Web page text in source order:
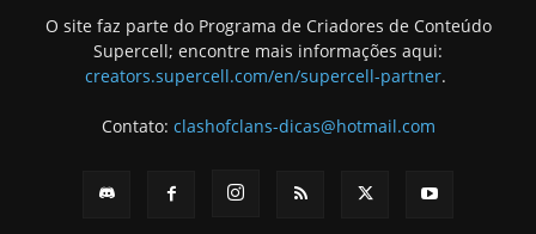
O site faz parte do Programa de Criadores de Conteúdo
Supercell; encontre mais informações aqui:
creators.supercell.com/en/supercell-partner.
Contato: clashofclans-dicas@hotmail.com